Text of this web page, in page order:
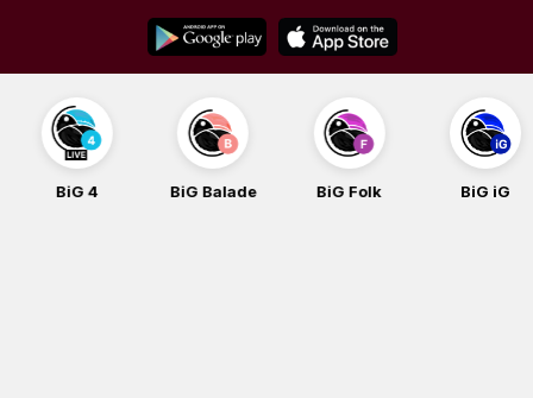
content
BiG 4 BiG Balade BiG Folk BiG iG